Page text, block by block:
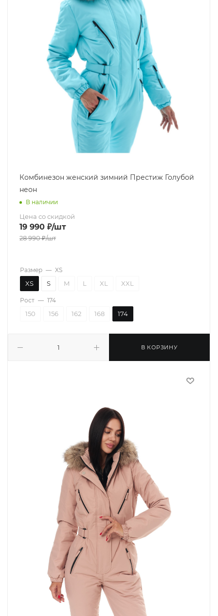
Комбинезон женский зимний Престиж Голубой
неон
В наличии
Цена со скидкой
19 990 ₽/шт
28 990₽/шт
В КОРЗИНУ
Размер — XS
XS S M L XL XXL
Рост — 174
150 156 162 168 174